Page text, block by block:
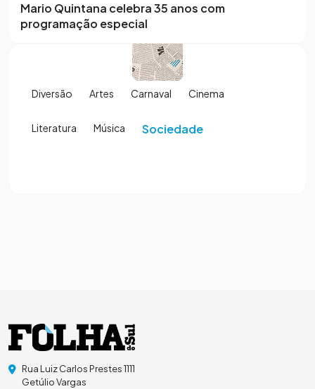
Mario Quintana celebra 35 anos com
programação especial
Diversão Artes Carnaval Cinema
Literatura Música Sociedade
Rua Luiz Carlos Prestes 1111
Getúlio Vargas